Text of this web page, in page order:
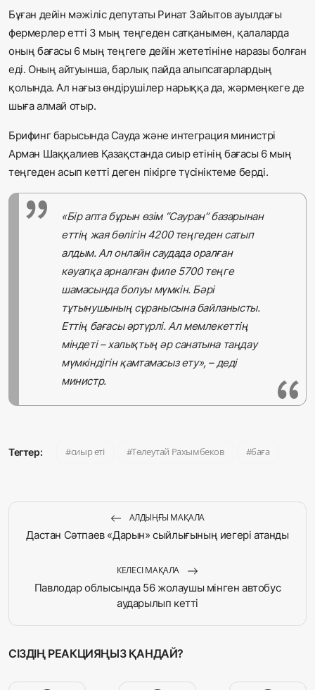
Бұған дейін мәжіліс депутаты Ринат Зайытов ауылдағы
фермерлер етті 3 мың теңгеден сатқанымен, қалаларда
оның бағасы 6 мың теңгеге дейін жететініне наразы болған
еді. Оның айтуынша, барлық пайда алыпсатарлардың
қолында. Ал нағыз өндірушілер нарыққа да, жәрмеңкеге де
шыға алмай отыр.
Брифинг барысында Сауда және интеграция министрі
Арман Шаққалиев Қазақстанда сиыр етінің бағасы 6 мың
теңгеден асып кетті деген пікірге түсініктеме берді.
«Бір апта бұрын өзім “Сауран” базарынан
еттің жая бөлігін 4200 теңгеден сатып
алдым. Ал онлайн саудада оралған
кәуапқа арналған филе 5700 теңге
шамасында болуы мүмкін. Бәрі
тұтынушының сұранысына байланысты.
Еттің бағасы әртүрлі. Ал мемлекеттің
міндеті – халықтың әр санатына таңдау
мүмкіндігін қамтамасыз ету», – деді
министр.
Тегтер: сиыр еті Төлеутай Рахымбеков баға
АЛДЫҢҒЫ МАҚАЛА
Дастан Сәтпаев «Дарын» сыйлығының иегері атанды
КЕЛЕСІ МАҚАЛА
Павлодар облысында 56 жолаушы мінген автобус
аударылып кетті
СІЗДІҢ РЕАКЦИЯҢЫЗ ҚАНДАЙ?